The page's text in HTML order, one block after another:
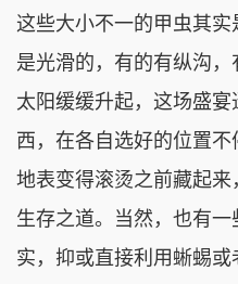
这些大小不一的甲虫其
是光滑的，有的有纵沟
太阳缓缓升起，这场盛
西，在各自选好的位置
地表变得滚烫之前藏起
生存之道。当然，也有
实，抑或直接利用蜥蜴